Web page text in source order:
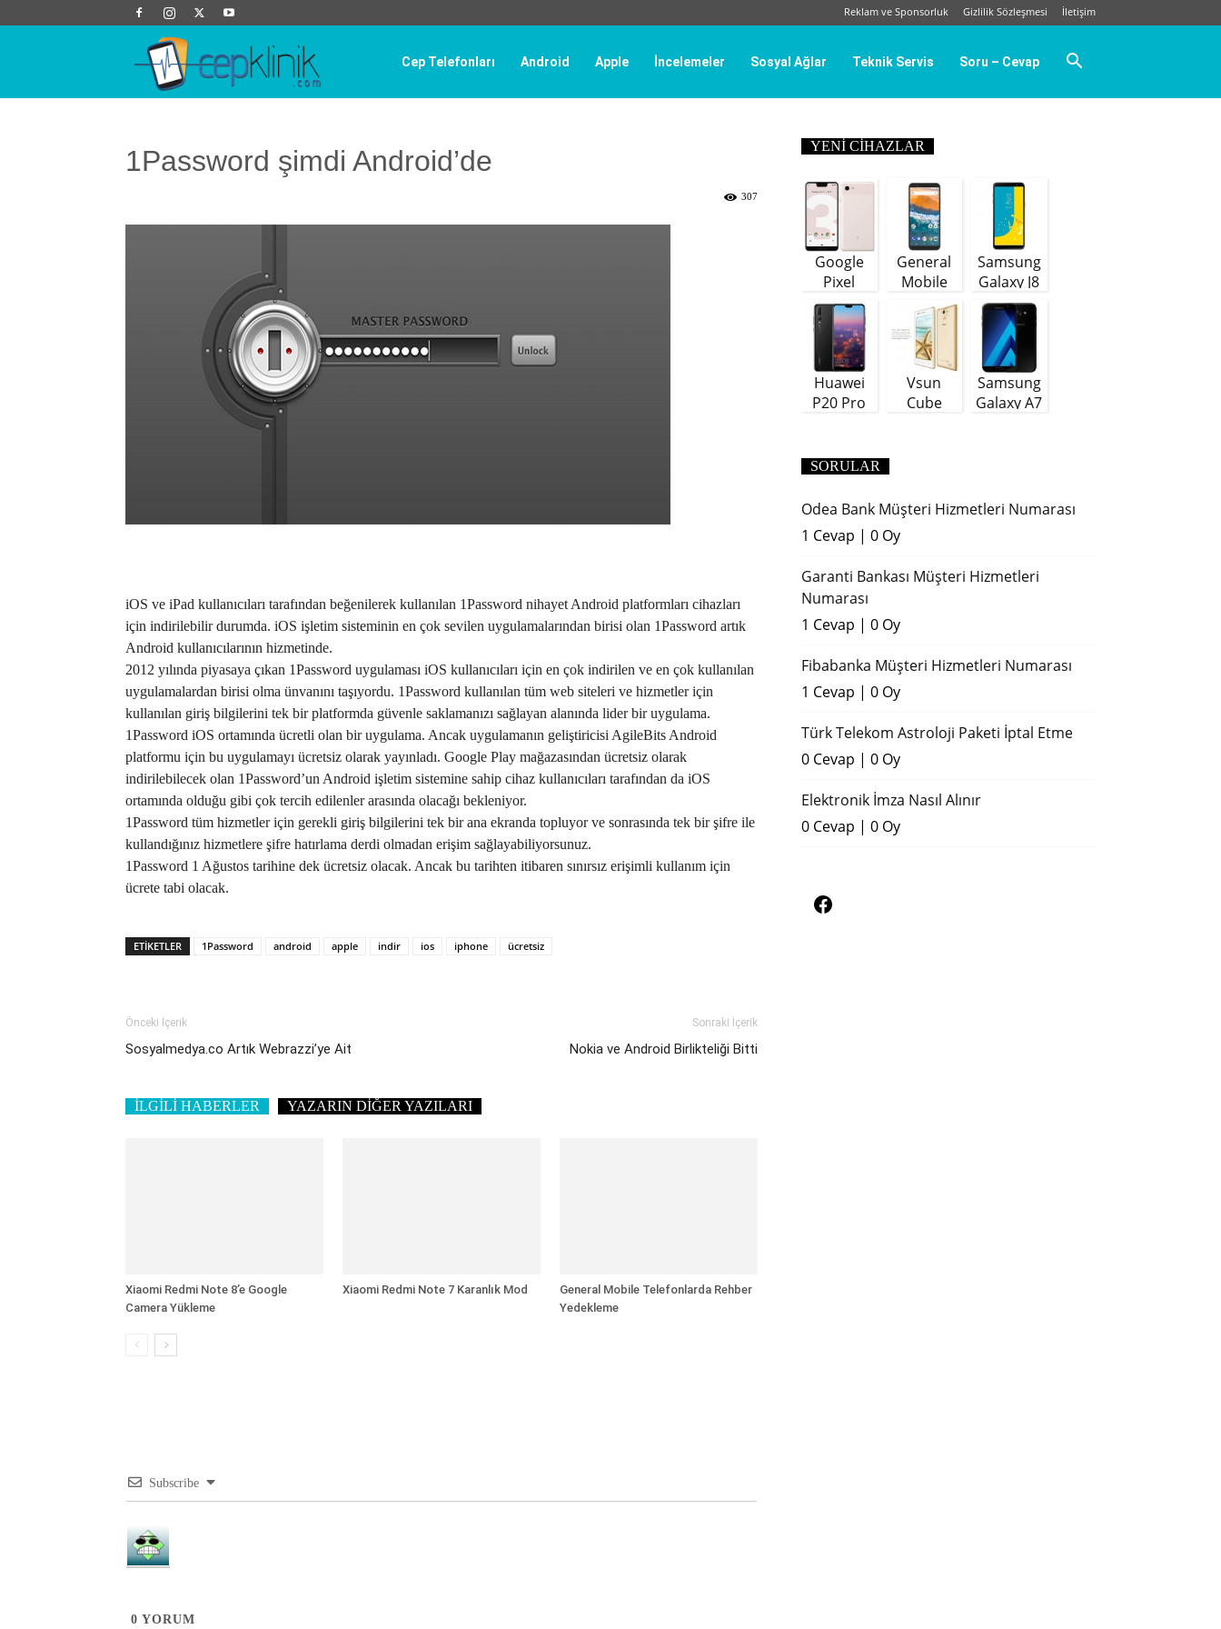
Reklam ve Sponsorluk Gizlilik Sözleşmesi İletişim
Cep Telefonları Android Apple İncelemeler Sosyal Ağlar Teknik Servis Soru – Cevap
1Password şimdi Android’de
307
iOS ve iPad kullanıcıları tarafından beğenilerek kullanılan 1Password nihayet Android platformları cihazları
için indirilebilir durumda. iOS işletim sisteminin en çok sevilen uygulamalarından birisi olan 1Password artık
Android kullanıcılarının hizmetinde.
2012 yılında piyasaya çıkan 1Password uygulaması iOS kullanıcıları için en çok indirilen ve en çok kullanılan
uygulamalardan birisi olma ünvanını taşıyordu. 1Password kullanılan tüm web siteleri ve hizmetler için
kullanılan giriş bilgilerini tek bir platformda güvenle saklamanızı sağlayan alanında lider bir uygulama.
1Password iOS ortamında ücretli olan bir uygulama. Ancak uygulamanın geliştiricisi AgileBits Android
platformu için bu uygulamayı ücretsiz olarak yayınladı. Google Play mağazasından ücretsiz olarak
indirilebilecek olan 1Password’un Android işletim sistemine sahip cihaz kullanıcıları tarafından da iOS
ortamında olduğu gibi çok tercih edilenler arasında olacağı bekleniyor.
1Password tüm hizmetler için gerekli giriş bilgilerini tek bir ana ekranda topluyor ve sonrasında tek bir şifre ile
kullandığınız hizmetlere şifre hatırlama derdi olmadan erişim sağlayabiliyorsunuz.
1Password 1 Ağustos tarihine dek ücretsiz olacak. Ancak bu tarihten itibaren sınırsız erişimli kullanım için
ücrete tabi olacak.
ETIKETLER 1Password android apple indir ios iphone ücretsiz
Önceki İçerik
Sosyalmedya.co Artık Webrazzi’ye Ait
Sonraki İçerik
Nokia ve Android Birlikteliği Bitti
İLGİLİ HABERLER YAZARIN DİĞER YAZILARI
Xiaomi Redmi Note 8’e Google
Camera Yükleme
Xiaomi Redmi Note 7 Karanlık Mod
General Mobile Telefonlarda Rehber
Yedekleme
Subscribe
0 YORUM
YENI CIHAZLAR
Google
Pixel
General
Mobile
GM9 Plus
Samsung
Galaxy J8
(64 GB)
Huawei
P20 Pro
Vsun
Cube
Samsung
Galaxy A7
SORULAR
Odea Bank Müşteri Hizmetleri Numarası
1 Cevap | 0 Oy
Garanti Bankası Müşteri Hizmetleri
Numarası
1 Cevap | 0 Oy
Fibabanka Müşteri Hizmetleri Numarası
1 Cevap | 0 Oy
Türk Telekom Astroloji Paketi İptal Etme
0 Cevap | 0 Oy
Elektronik İmza Nasıl Alınır
0 Cevap | 0 Oy